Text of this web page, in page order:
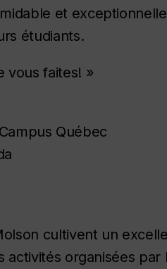
et
étudiants.
vous faites! »
Québec
cultivent un
activités organisées